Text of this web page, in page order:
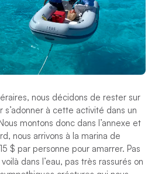
nous décidons de rester sur
à cette activité dans un
montons donc dans l’annexe et
nous arrivons à la marina de
$ par personne pour amarrer. Pas
dans l’eau, pas très rassurés on